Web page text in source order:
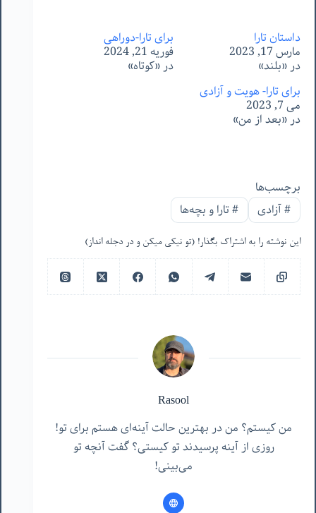
داستان تارا
مارس 17, 2023
در «بلند»
برای تارا-دوراهی
فوریه 21, 2024
در «کوتاه»
برای تارا- هویت و آزادی
می 7, 2023
در «بعد از من»
برچسب‌ها
#آزادی #تارا و بچه‌ها
این نوشته را به اشتراک بگذار! (تو نیکی میکن و در دجله انداز)
Rasool
من کیستم؟ من در بهترین حالت آینه‌ای هستم برای تو!
روزی از آینه پرسیدند تو کیستی؟ گفت آنچه تو
می‌بینی!